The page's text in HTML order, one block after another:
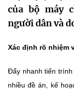
Sở Khoa học
Chuyển đổi số
Bưu chính,
Sở hữu trí tuệ
Tiêu chuẩn,
Văn bản chỉ
Lấy ý kiến
THỐNG KÊ
Khoa học và
Đổi mới sáng
Multimedia
Khác
của bộ máy
người dân và
Xác định rõ nhiệm
Đẩy nhanh tiến
nhiều đề án, kế